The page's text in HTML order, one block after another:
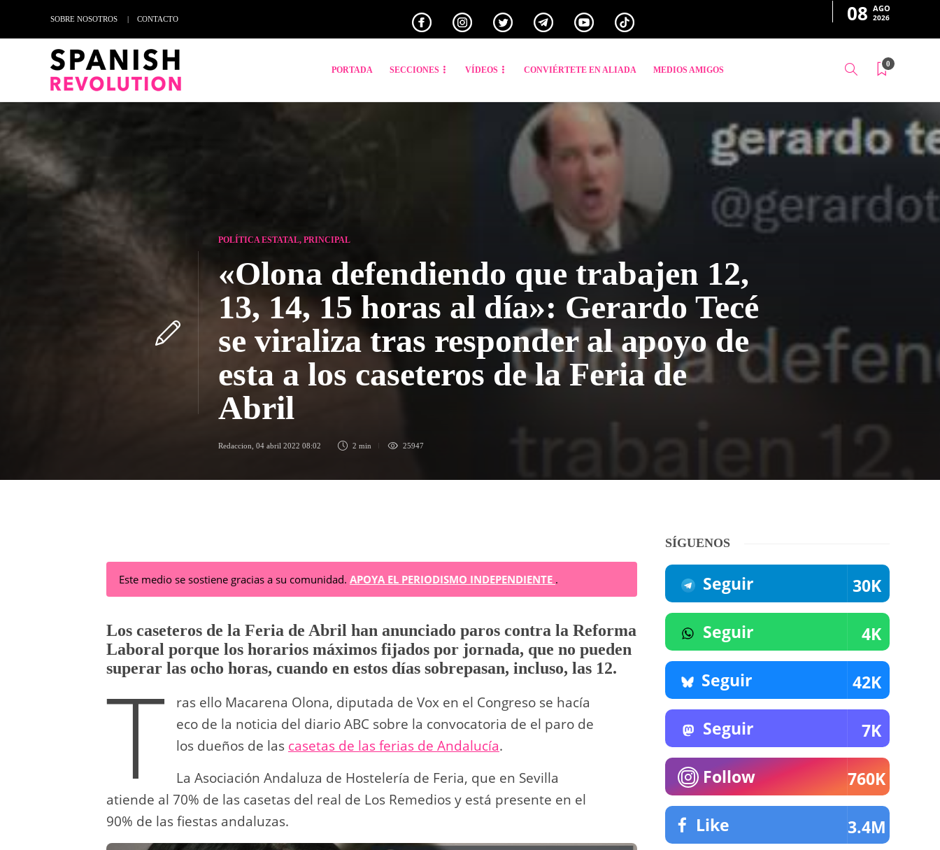
SOBRE NOSOTROS CONTACTO 08 AGO
2026
PORTADA SECCIONES VÍDEOS CONVIÉRTETE EN ALIADA MEDIOS AMIGOS
0
POLÍTICA ESTATAL, PRINCIPAL
«Olona defendiendo que trabajen 12,
13, 14, 15 horas al día»: Gerardo Tecé
se viraliza tras responder al apoyo de
esta a los caseteros de la Feria de
Abril
Redaccion 04 abril 2022 08:02 2 min 25947
Este medio se sostiene gracias a su comunidad. APOYA EL PERIODISMO INDEPENDIENTE .
Los caseteros de la Feria de Abril han anunciado paros contra la Reforma
Laboral porque los horarios máximos fijados por jornada, que no pueden
superar las ocho horas, cuando en estos días sobrepasan, incluso, las 12.
T
ras ello Macarena Olona, diputada de Vox en el Congreso se hacía
eco de la noticia del diario ABC sobre la convocatoria de el paro de
los dueños de las casetas de las ferias de Andalucía.
La Asociación Andaluza de Hostelería de Feria, que en Sevilla
atiende al 70% de las casetas del real de Los Remedios y está presente en el
90% de las fiestas andaluzas.
SÍGUENOS
Seguir 30K
Seguir 4K
Seguir 42K
Seguir 7K
Follow 760K
Like 3.4M